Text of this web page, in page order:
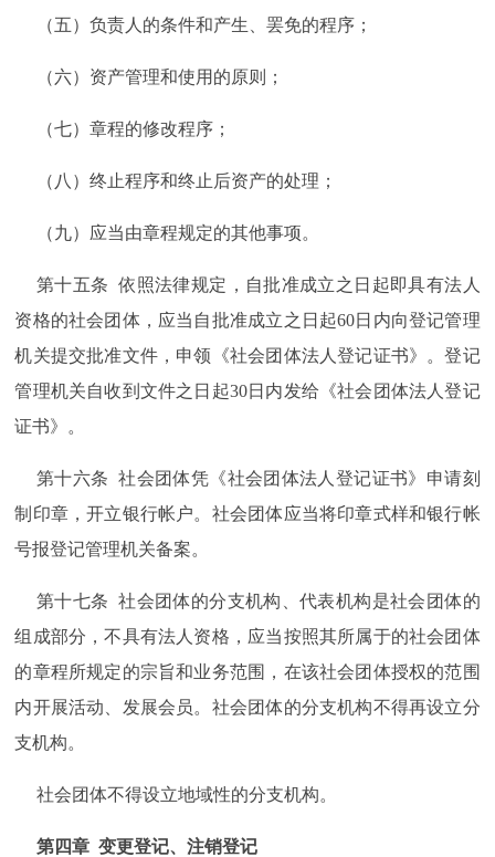
（五）负责人的条件和产生、罢免的程序；
（六）资产管理和使用的原则；
（七）章程的修改程序；
（八）终止程序和终止后资产的处理；
（九）应当由章程规定的其他事项。
第十五条 依照法律规定，自批准成立之日起即具有法人
资格的社会团体，应当自批准成立之日起60日内向登记管理
机关提交批准文件，申领《社会团体法人登记证书》。登记
管理机关自收到文件之日起30日内发给《社会团体法人登记
证书》。
第十六条 社会团体凭《社会团体法人登记证书》申请刻
制印章，开立银行帐户。社会团体应当将印章式样和银行帐
号报登记管理机关备案。
第十七条 社会团体的分支机构、代表机构是社会团体的
组成部分，不具有法人资格，应当按照其所属于的社会团体
的章程所规定的宗旨和业务范围，在该社会团体授权的范围
内开展活动、发展会员。社会团体的分支机构不得再设立分
支机构。
社会团体不得设立地域性的分支机构。
第四章 变更登记、注销登记